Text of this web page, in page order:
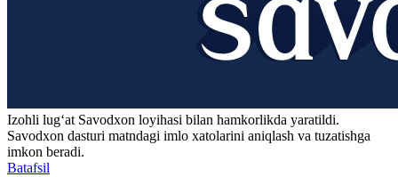
Izohli lugʻat Savodxon loyihasi bilan hamkorlikda yaratildi.
Savodxon dasturi matndagi imlo xatolarini aniqlash va tuzatishga
imkon beradi.
Batafsil